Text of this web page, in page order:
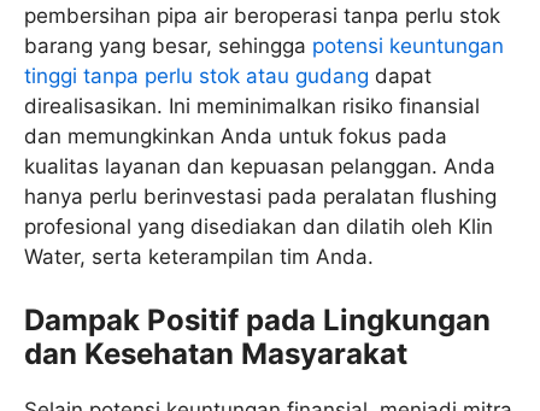
pembersihan pipa air beroperasi tanpa perlu stok
barang yang besar, sehingga potensi keuntungan
tinggi tanpa perlu stok atau gudang dapat
direalisasikan. Ini meminimalkan risiko finansial
dan memungkinkan Anda untuk fokus pada
kualitas layanan dan kepuasan pelanggan. Anda
hanya perlu berinvestasi pada peralatan flushing
profesional yang disediakan dan dilatih oleh Klin
Water, serta keterampilan tim Anda.
Dampak Positif pada Lingkungan
dan Kesehatan Masyarakat